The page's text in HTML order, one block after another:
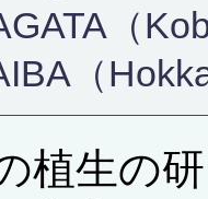
（
（
植生の